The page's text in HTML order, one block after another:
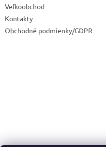
Veľkoobchod
Kontakty
Obchodné podmienky/GDPR